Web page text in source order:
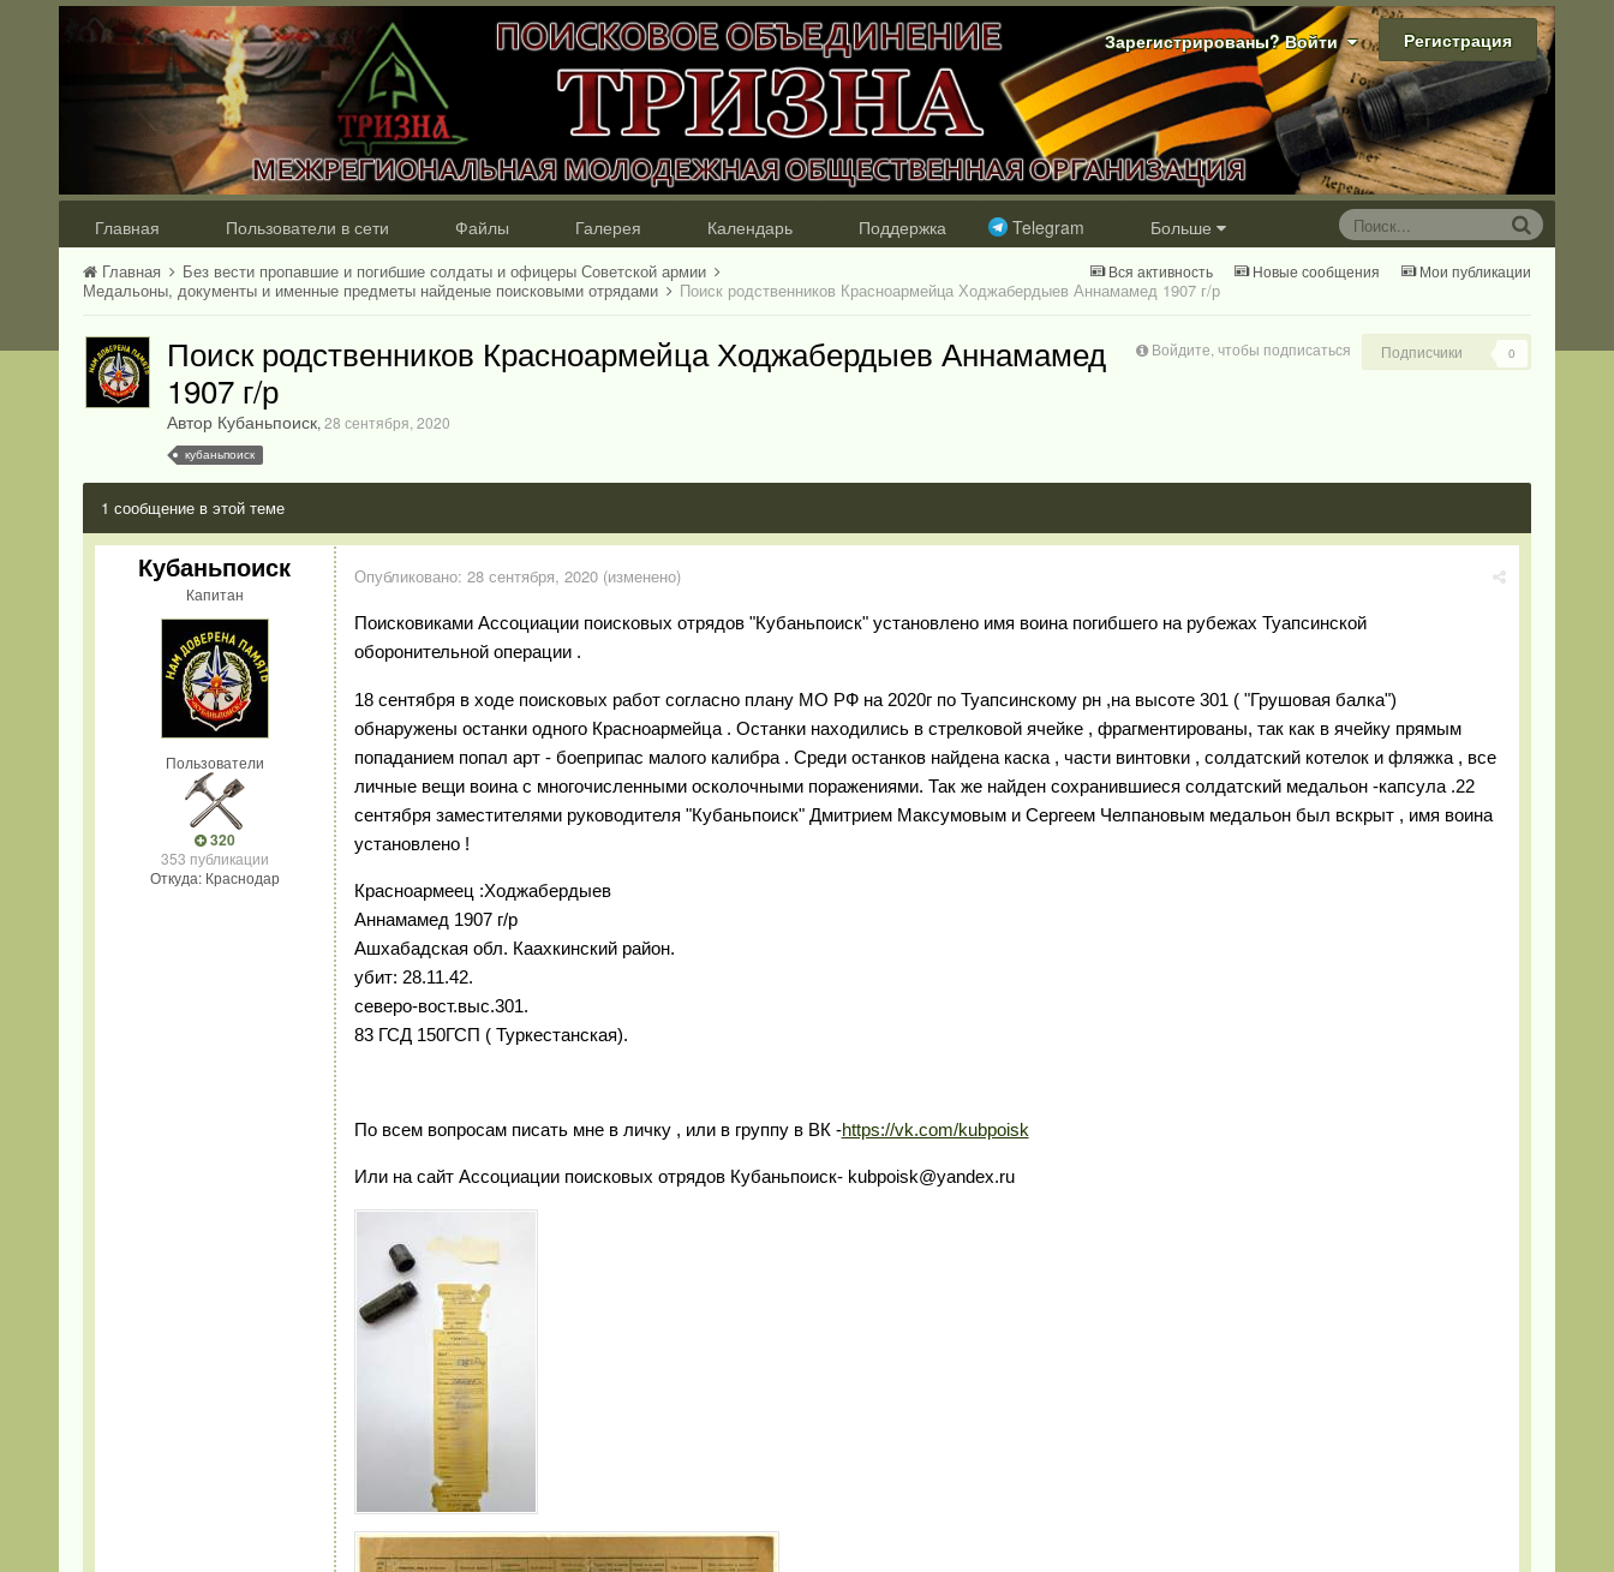
Зарегистрированы? Войти Регистрация
Главная Пользователи в сети Файлы Галерея Календарь Поддержка Telegram Больше
Вся активность Новые сообщения Мои публикации
Главная
Без вести пропавшие и погибшие солдаты и офицеры Советской армии
Медальоны, документы и именные предметы найденые поисковыми отрядами
Поиск родственников Красноармейца Ходжабердыев Аннамамед 1907 г/р
Войдите, чтобы подписаться Подписчики 0
Поиск родственников Красноармейца Ходжабердыев Аннамамед
1907 г/р
Автор Кубаньпоиск, 28 сентября, 2020
кубаньпоиск
1 сообщение в этой теме
Кубаньпоиск
Капитан
Пользователи
320
353 публикации
Откуда: Краснодар
Опубликовано: 28 сентября, 2020(изменено)
Поисковиками Ассоциации поисковых отрядов "Кубаньпоиск" установлено имя воина погибшего на рубежах Туапсинской
оборонительной операции .
18 сентября в ходе поисковых работ согласно плану МО РФ на 2020г по Туапсинскому рн ,на высоте 301 ( "Грушовая балка")
обнаружены останки одного Красноармейца . Останки находились в стрелковой ячейке , фрагментированы, так как в ячейку прямым
попаданием попал арт - боеприпас малого калибра . Среди останков найдена каска , части винтовки , солдатский котелок и фляжка , все
личные вещи воина с многочисленными осколочными поражениями. Так же найден сохранившиеся солдатский медальон -капсула .22
сентября заместителями руководителя "Кубаньпоиск" Дмитрием Максумовым и Сергеем Челпановым медальон был вскрыт , имя воина
установлено !
Красноармеец :Ходжабердыев
Аннамамед 1907 г/р
Ашхабадская обл. Каахкинский район.
убит: 28.11.42.
северо-вост.выс.301.
83 ГСД 150ГСП ( Туркестанская).
По всем вопросам писать мне в личку , или в группу в ВК -https://vk.com/kubpoisk
Или на сайт Ассоциации поисковых отрядов Кубаньпоиск- kubpoisk@yandex.ru